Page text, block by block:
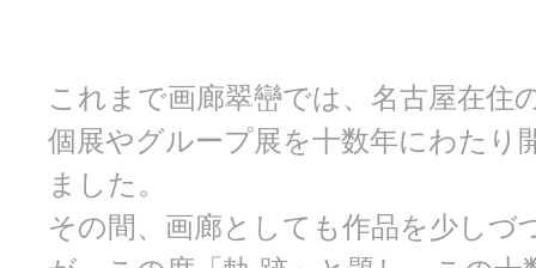
これまで画廊翠巒では、名古屋在住
個展やグループ展を十数年にわたり
ました。
その間、画廊としても作品を少しづ